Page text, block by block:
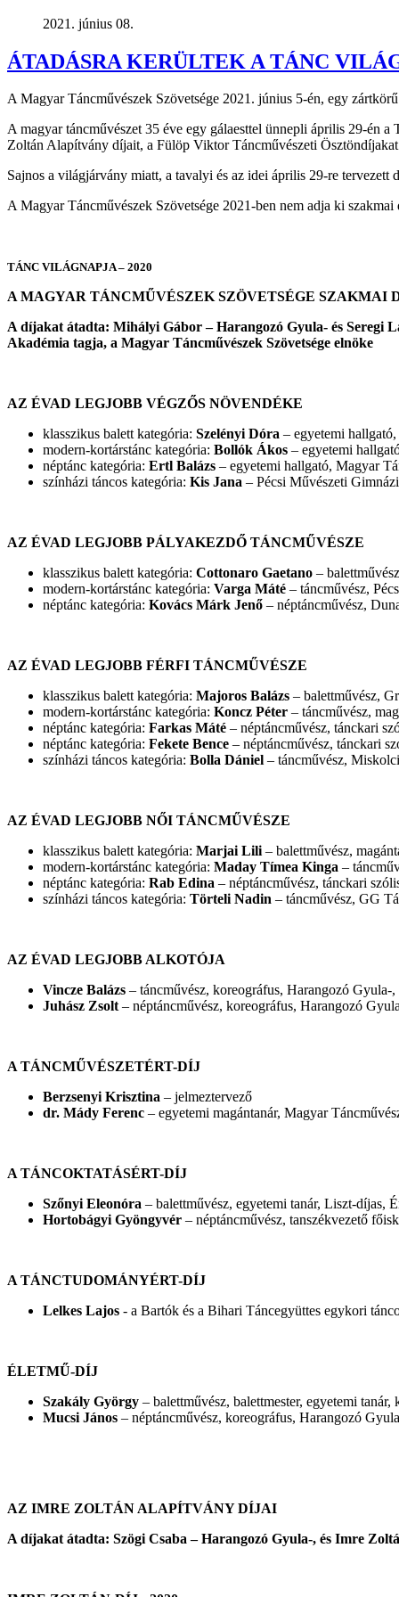
2021. június 08.
ÁTADÁSRA KERÜLTEK A TÁNC
A Magyar Táncművészek Szövetsége 2021. június 5-én, egy
A magyar táncművészet 35 éve egy gálaesttel ünnepli április 29-én
Zoltán Alapítvány díjait, a Fülöp Viktor Táncművészeti
Sajnos a világjárvány miatt, a tavalyi és az idei április 29-re tervezett
A Magyar Táncművészek Szövetsége 2021-ben nem adja ki
TÁNC VILÁGNAPJA – 2020
A MAGYAR TÁNCMŰVÉSZEK SZÖVETSÉGE SZAKMAI
A díjakat átadta: Mihályi Gábor – Harangozó Gyula- és Seregi
Akadémia tagja, a Magyar Táncművészek Szövetsége elnöke
AZ ÉVAD LEGJOBB VÉGZŐS NÖVENDÉKE
klasszikus balett kategória: Szelényi Dóra – egyetemi
modern-kortárstánc kategória: Bollók Ákos – egyetemi
néptánc kategória: Ertl Balázs – egyetemi hallgató, Magyar
színházi táncos kategória: Kis Jana – Pécsi Művészeti
AZ ÉVAD LEGJOBB PÁLYAKEZDŐ TÁNCMŰVÉSZE
klasszikus balett kategória: Cottonaro Gaetano –
modern-kortárstánc kategória: Varga Máté – táncművész,
néptánc kategória: Kovács Márk Jenő – néptáncművész,
AZ ÉVAD LEGJOBB FÉRFI TÁNCMŰVÉSZE
klasszikus balett kategória: Majoros Balázs – balettművész,
modern-kortárstánc kategória: Koncz Péter – táncművész,
néptánc kategória: Farkas Máté – néptáncművész, tánckari
néptánc kategória: Fekete Bence – néptáncművész, tánckari
színházi táncos kategória: Bolla Dániel – táncművész,
AZ ÉVAD LEGJOBB NŐI TÁNCMŰVÉSZE
klasszikus balett kategória: Marjai Lili– balettművész,
modern-kortárstánc kategória: Maday Tímea Kinga –
néptánc kategória: Rab Edina – néptáncművész, tánckari
színházi táncos kategória: Törteli Nadin – táncművész, GG
AZ ÉVAD LEGJOBB ALKOTÓJA
Vincze Balázs – táncművész, koreográfus, Harangozó
Juhász Zsolt– néptáncművész, koreográfus, Harangozó
A TÁNCMŰVÉSZETÉRT-DÍJ
Berzsenyi Krisztina – jelmeztervező
dr. Mády Ferenc – egyetemi magántanár, Magyar
A TÁNCOKTATÁSÉRT-DÍJ
Szőnyi Eleonóra – balettművész, egyetemi tanár, Liszt-díjas,
Hortobágyi Gyöngyvér – néptáncművész, tanszékvezető
A TÁNCTUDOMÁNYÉRT-DÍJ
Lelkes Lajos - a Bartók és a Bihari Táncegyüttes egykori
ÉLETMŰ-DÍJ
Szakály György – balettművész, balettmester, egyetemi
Mucsi János – néptáncművész, koreográfus, Harangozó
AZ IMRE ZOLTÁN ALAPÍTVÁNY DÍJAI
A díjakat átadta: Szögi Csaba –Harangozó Gyula-, és Imre